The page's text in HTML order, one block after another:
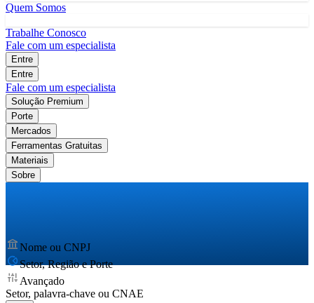
Quem Somos
Trabalhe Conosco
Fale com um especialista
Entre
Entre
Fale com um especialista
Solução Premium
Porte
Mercados
Ferramentas Gratuitas
Materiais
Sobre
Nome ou CNPJ
Setor, Região e Porte
Avançado
Setor, palavra-chave ou CNAE